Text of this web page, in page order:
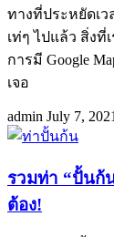
ทางที่ประหยัดเ
เท่ๆ ไปแล้ว สิ่งที่
การมี Google
เจอ
admin July 7, 2021
รวมท่า “ปั้นก้
ต้อง!